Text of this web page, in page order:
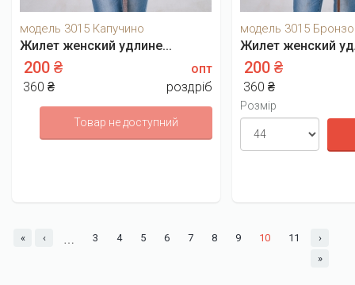
модель 3015 Капучино
Жилет женский удлине...
200 ₴
опт
360 ₴
роздріб
Товар не доступний
модель 3015
Жилет женский
200 ₴
360 ₴
Розмір
« ‹ … 3 4 5 6 7 8 9 10 11
›
»